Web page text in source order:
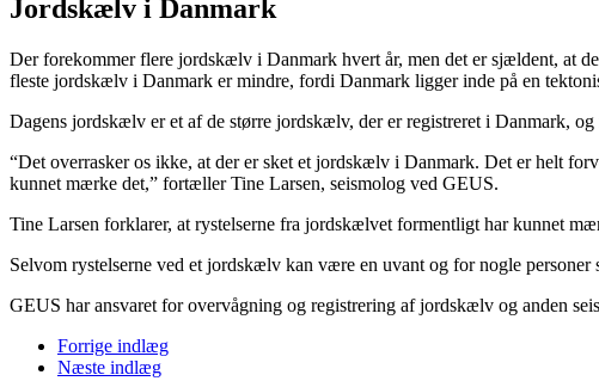
Jordskælv i Danmark
Der forekommer flere jordskælv i Danmark hvert år, men det er sjældent, at
fleste jordskælv i Danmark er mindre, fordi Danmark ligger inde på en
Dagens jordskælv er et af de større jordskælv, der er registreret i Danmark,
“Det overrasker os ikke, at der er sket et jordskælv i Danmark. Det er helt
kunnet mærke det,” fortæller Tine Larsen, seismolog ved GEUS.
Tine Larsen forklarer, at rystelserne fra jordskælvet formentligt har kunnet
Selvom rystelserne ved et jordskælv kan være en uvant og for nogle
GEUS har ansvaret for overvågning og registrering af jordskælv og anden
Forrige indlæg
Næste indlæg